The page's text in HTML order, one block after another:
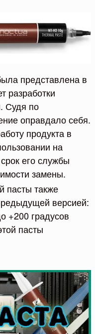
представлена в
разработки
Судя по
оправдало себя.
продукта в
на
его службы
замены.
пасты также
версией:
+200 градусов
пасты